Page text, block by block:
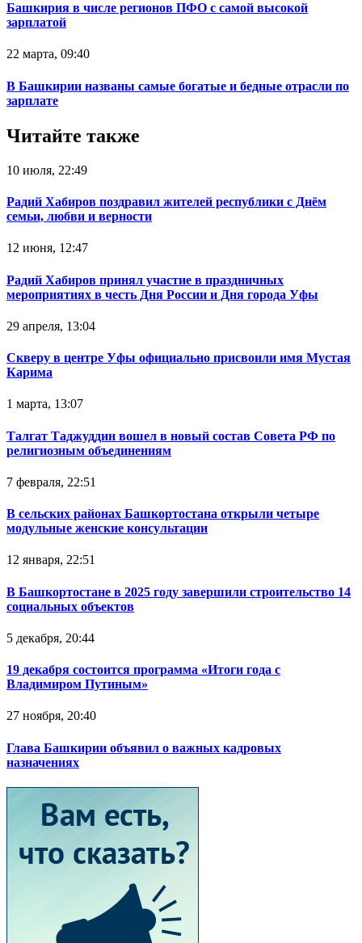
Башкирия в числе регионов ПФО с самой высокой
зарплатой
22 марта, 09:40
В Башкирии названы самые богатые и бедные отрасли по
зарплате
Читайте также
10 июля, 22:49
Радий Хабиров поздравил жителей республики с Днём
семьи, любви и верности
12 июня, 12:47
Радий Хабиров принял участие в праздничных
мероприятиях в честь Дня России и Дня города Уфы
29 апреля, 13:04
Скверу в центре Уфы официально присвоили имя Мустая
Карима
1 марта, 13:07
Талгат Таджуддин вошел в новый состав Совета РФ по
религиозным объединениям
7 февраля, 22:51
В сельских районах Башкортостана открыли четыре
модульные женские консультации
12 января, 22:51
В Башкортостане в 2025 году завершили строительство 14
социальных объектов
5 декабря, 20:44
19 декабря состоится программа «Итоги года с
Владимиром Путиным»
27 ноября, 20:40
Глава Башкирии объявил о важных кадровых
назначениях